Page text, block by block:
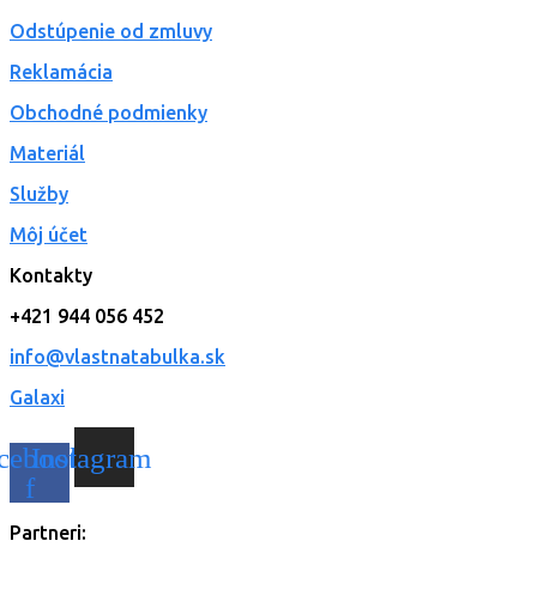
Odstúpenie od zmluvy
Reklamácia
Obchodné podmienky
Materiál
Služby
Môj účet
Kontakty
+421 944 056 452
info@vlastnatabulka.sk
Galaxi
f
Instagram
Partneri: